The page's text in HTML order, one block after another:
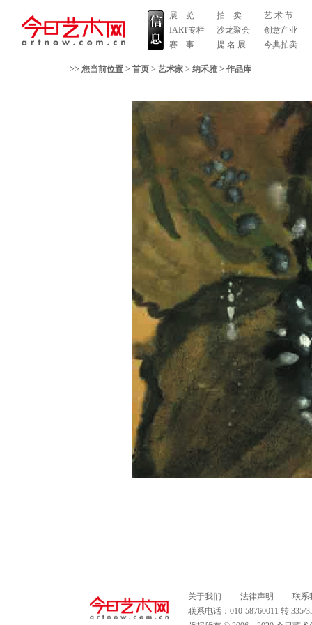
展 览
IART专栏
赛 事
拍 卖
沙龙聚会
提 名 展
艺 术 节
创意产业
今典拍卖
>> 您当前位置 > 首页 > 艺术家 > 纳禾雅 > 作品库
关于我们 法律声明
联系
联系电话：010-58760011 转